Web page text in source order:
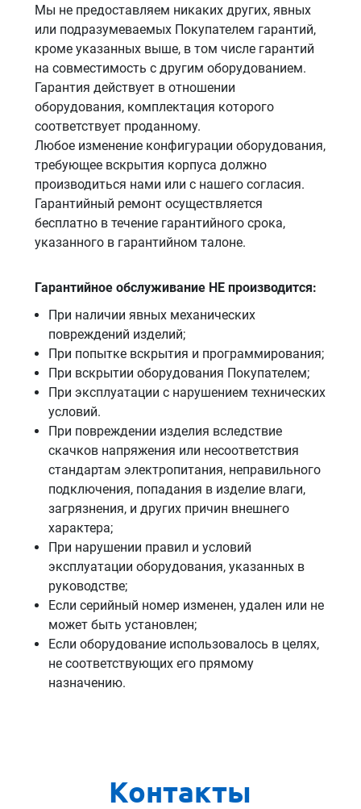
Мы не предоставляем никаких других, явных
или подразумеваемых Покупателем гарантий,
кроме указанных выше, в том числе гарантий
на совместимость с другим оборудованием.
Гарантия действует в отношении
оборудования, комплектация которого
соответствует проданному.
Любое изменение конфигурации оборудования,
требующее вскрытия корпуса должно
производиться нами или с нашего согласия.
Гарантийный ремонт осуществляется
бесплатно в течение гарантийного срока,
указанного в гарантийном талоне.
Гарантийное обслуживание НЕ производится:
При наличии явных механических
повреждений изделий;
При попытке вскрытия и программирования;
При вскрытии оборудования Покупателем;
При эксплуатации с нарушением технических
условий.
При повреждении изделия вследствие
скачков напряжения или несоответствия
стандартам электропитания, неправильного
подключения, попадания в изделие влаги,
загрязнения, и других причин внешнего
характера;
При нарушении правил и условий
эксплуатации оборудования, указанных в
руководстве;
Eсли серийный номер изменен, удален или не
может быть установлен;
Eсли оборудование использовалось в целях,
не соответствующих его прямому
назначению.
Контакты